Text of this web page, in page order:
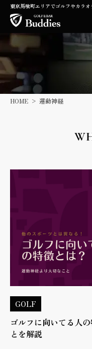
東京馬喰町エリアでゴルフやカラ
HOME 運動神経
GOLF
ゴルフに向いてる人
とを解説